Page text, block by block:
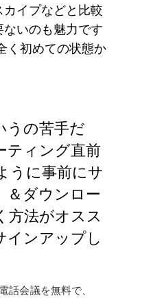
イプなどと比較
いのも魅力です
く初めての状態か
うの苦手だ
ティング直前
うに事前にサ
＆ダウンロー
方法がオスス
インアップし
会議を無料で、